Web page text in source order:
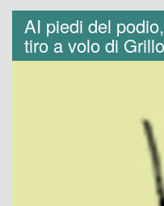
AI piedi del
tiro a volo di